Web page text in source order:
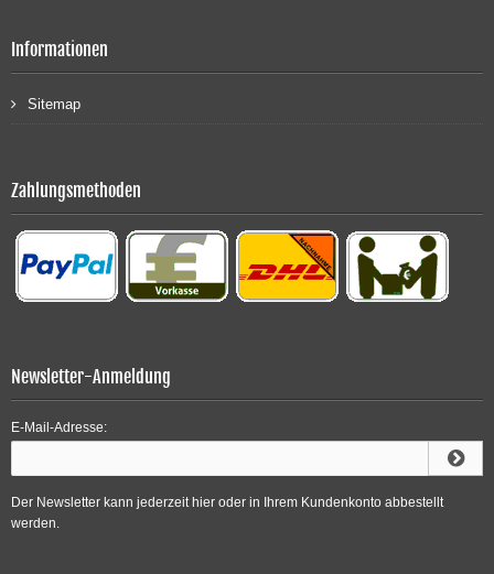
Informationen
Sitemap
Zahlungsmethoden
Newsletter-Anmeldung
E-Mail-Adresse:
Der Newsletter kann jederzeit hier oder in Ihrem Kundenkonto abbestellt
werden.